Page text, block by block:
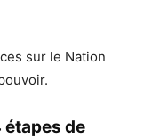
sur le Nation
étapes de